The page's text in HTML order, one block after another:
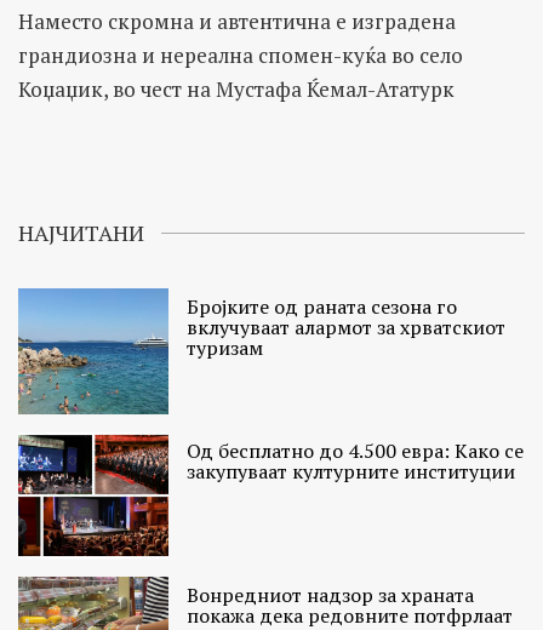
Наместо скромна и автентична е изградена
грандиозна и нереална спомен-куќа во село
Коџаџик, во чест на Мустафа Ќемал-Ататурк
НАЈЧИТАНИ
Бројките од раната сезона го
вклучуваат алармот за хрватскиот
туризам
Од бесплатно до 4.500 евра: Како се
закупуваат културните институции
Вонредниот надзор за храната
покажа дека редовните потфрлаат